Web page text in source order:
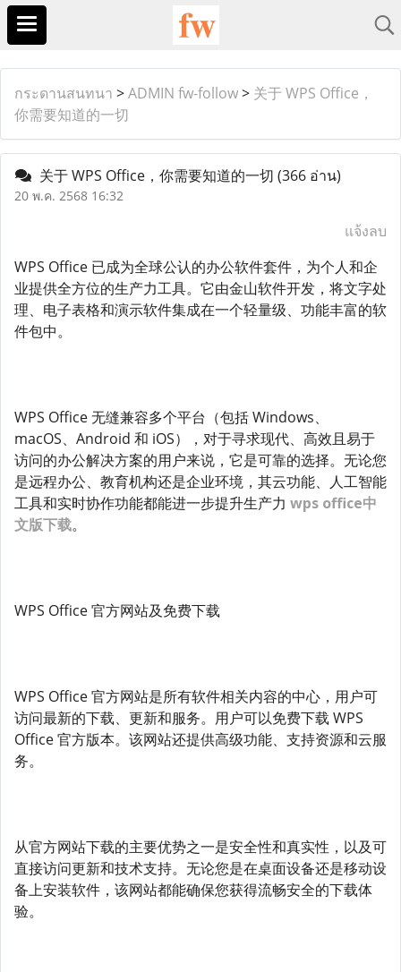
กระดานสนทนา >ADMIN fw-follow> 关于 WPS Office，
你需要知道的一切
关于 WPS Office，你需要知道的一切 (366 อ่าน)
20 พ.ค. 2568 16:32
แจ้งลบ
WPS Office 已成为全球公认的办公软件套件，为个人和企
业提供全方位的生产力工具。它由金山软件开发，将文字处
理、电子表格和演示软件集成在一个轻量级、功能丰富的软
件包中。
WPS Office 无缝兼容多个平台（包括 Windows、
macOS、Android 和 iOS），对于寻求现代、高效且易于
访问的办公解决方案的用户来说，它是可靠的选择。无论您
是远程办公、教育机构还是企业环境，其云功能、人工智能
工具和实时协作功能都能进一步提升生产力 wps office中
文版下载。
WPS Office 官方网站及免费下载
WPS Office 官方网站是所有软件相关内容的中心，用户可
访问最新的下载、更新和服务。用户可以免费下载 WPS
Office 官方版本。该网站还提供高级功能、支持资源和云服
务。
从官方网站下载的主要优势之一是安全性和真实性，以及可
直接访问更新和技术支持。无论您是在桌面设备还是移动设
备上安装软件，该网站都能确保您获得流畅安全的下载体
验。